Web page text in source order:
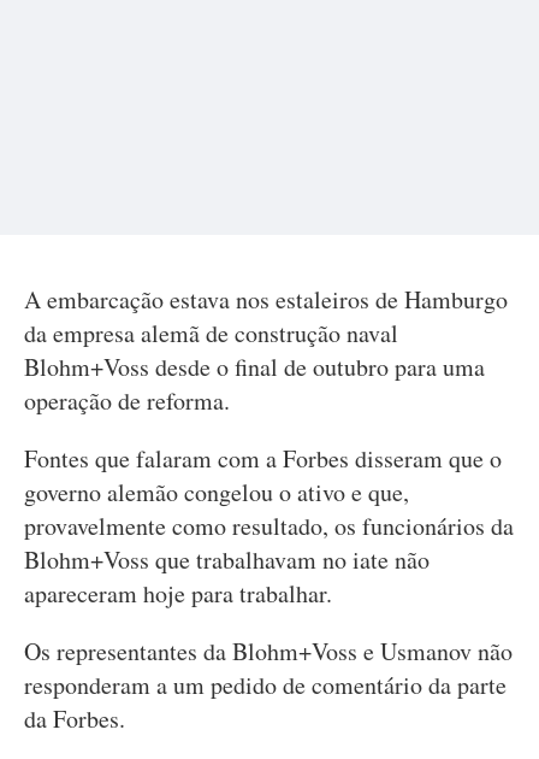
A embarcação estava nos estaleiros de Hamburgo
da empresa alemã de construção naval
Blohm+Voss desde o final de outubro para uma
operação de reforma.
Fontes que falaram com a Forbes disseram que o
governo alemão congelou o ativo e que,
provavelmente como resultado, os funcionários da
Blohm+Voss que trabalhavam no iate não
apareceram hoje para trabalhar.
Os representantes da Blohm+Voss e Usmanov não
responderam a um pedido de comentário da parte
da Forbes.